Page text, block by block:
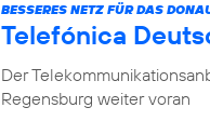
BESSERES NETZ FÜR DAS
Telefónica
Der
Regensburg weiter voran